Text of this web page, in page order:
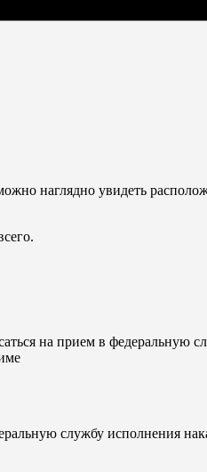
наглядно увидеть
на прием в федеральную
службу исполнения